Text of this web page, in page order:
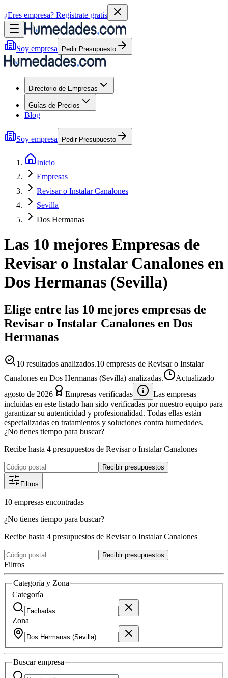
¿Eres empresa? Regístrate gratis
Soy empresa Pedir Presupuesto
Directorio de Empresas
Guías de Precios
Blog
Soy empresa Pedir Presupuesto
Inicio
Empresas
Revisar o Instalar Canalones
Sevilla
Dos Hermanas
Las 10 mejores Empresas de
Revisar o Instalar Canalones en
Dos Hermanas (Sevilla)
Elige entre las 10 mejores empresas de
Revisar o Instalar Canalones en Dos
Hermanas
10 resultados analizados.10 empresas de Revisar o Instalar
Canalones en Dos Hermanas (Sevilla) analizadas.
Actualizado
agosto de 2026
Empresas verificadas
Las empresas
incluidas en este listado han sido verificadas por nuestro equipo para
garantizar su autenticidad y profesionalidad. Todas ellas están
especializadas en tratamientos y soluciones contra humedades.
¿No tienes tiempo para buscar?
Recibe hasta 4 presupuestos de Revisar o Instalar Canalones
Recibir presupuestos
Filtros
10 empresas encontradas
¿No tienes tiempo para buscar?
Recibe hasta 4 presupuestos de Revisar o Instalar Canalones
Recibir presupuestos
Filtros
Categoría y Zona
Categoría
Zona
Buscarempresa